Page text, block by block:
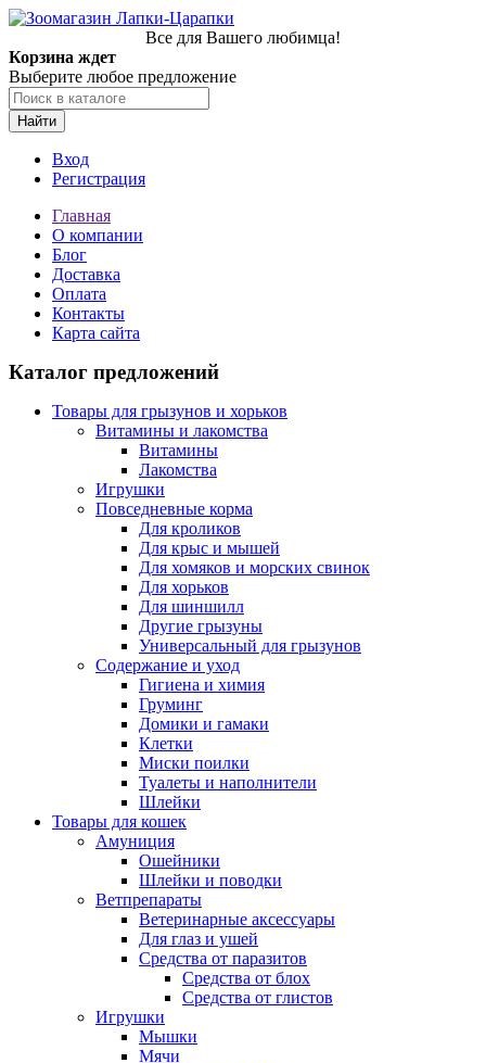
Все для Вашего любимца!
Корзина ждет
Выберите любое предложение
Найти
Вход
Регистрация
Главная
О компании
Блог
Доставка
Оплата
Контакты
Карта сайта
Каталог предложений
Товары для грызунов и хорьков
Витамины и лакомства
Витамины
Лакомства
Игрушки
Повседневные корма
Для кроликов
Для крыс и мышей
Для хомяков и морских свинок
Для хорьков
Для шиншилл
Другие грызуны
Универсальный для грызунов
Содержание и уход
Гигиена и химия
Груминг
Домики и гамаки
Клетки
Миски поилки
Туалеты и наполнители
Шлейки
Товары для кошек
Амуниция
Ошейники
Шлейки и поводки
Ветпрепараты
Ветеринарные аксессуары
Для глаз и ушей
Средства от паразитов
Средства от блох
Средства от глистов
Игрушки
Мышки
Мячи